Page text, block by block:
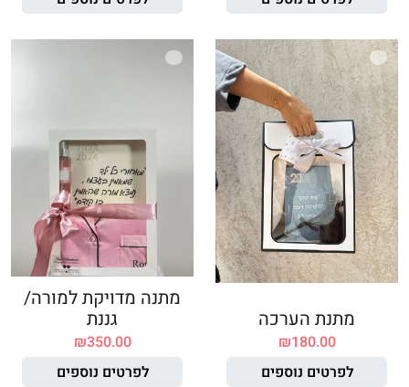
מתנת הערכה
₪180.00
לפרטים נוספים
מתנה מדויקת למורה/
גננת
₪350.00
לפרטים נוספים